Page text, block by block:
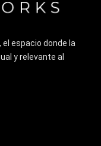
, el espacio donde la
y relevante al